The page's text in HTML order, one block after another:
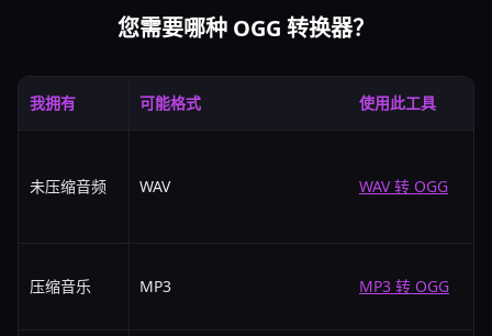
您需要哪种 OGG 转换器？
我拥有 可能格式 使用此工具
未压缩音频 WAV WAV 转 OGG
压缩音乐 MP3 MP3 转 OGG